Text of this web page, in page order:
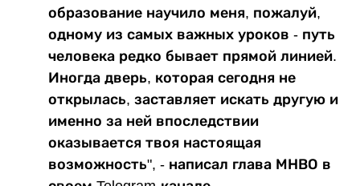
образование научило меня, пожалуй,
одному из самых важных уроков - путь
человека редко бывает прямой линией.
Иногда дверь, которая сегодня не
открылась, заставляет искать другую и
именно за ней впоследствии
оказывается твоя настоящая
возможность", - написал глава МНВО в